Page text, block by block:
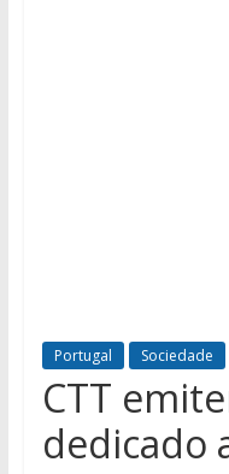
Portugal Sociedade
CTT
dedicado